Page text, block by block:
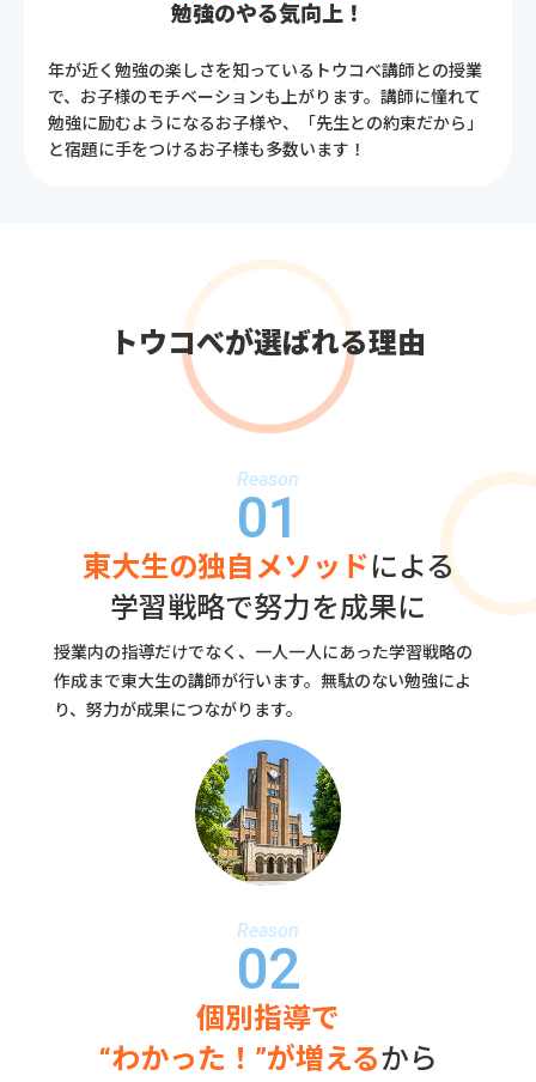
勉強のやる気向上！
年が近く勉強の楽しさを知っているトウコべ講師との授業
で、お子様のモチベーションも上がります。講師に憧れて
勉強に励むようになるお子様や、「先生との約束だから」
と宿題に手をつけるお子様も多数います！
トウコべが選ばれる理由
Reason
01
東大生の独自メソッドによる
学習戦略で努力を成果に
授業内の指導だけでなく、一人一人にあった学習戦略の
作成まで東大生の講師が行います。無駄のない勉強によ
り、努力が成果につながります。
Reason
02
個別指導で
“わかった！”が増えるから